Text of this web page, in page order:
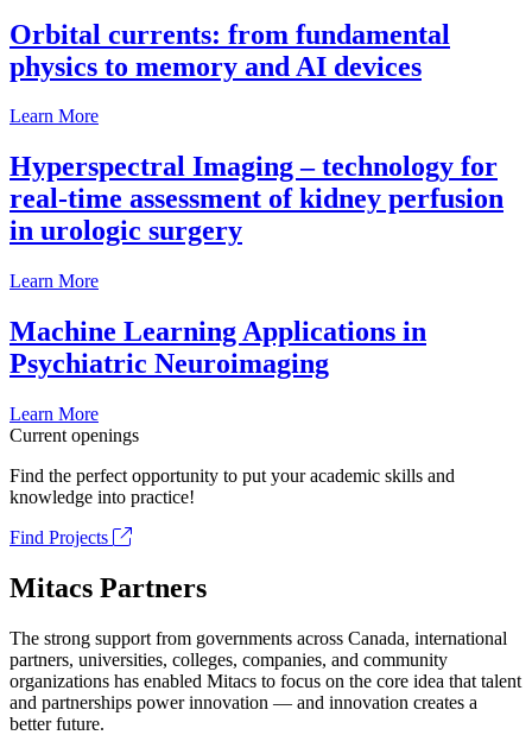
Orbital currents: from fundamental
physics to memory and AI devices
Learn More
Hyperspectral Imaging – technology for
real-time assessment of kidney perfusion
in urologic surgery
Learn More
Machine Learning Applications in
Psychiatric Neuroimaging
Learn More
Current openings
Find the perfect opportunity to put your academic skills and
knowledge into practice!
Find Projects
Mitacs Partners
The strong support from governments across Canada, international
partners, universities, colleges, companies, and community
organizations has enabled Mitacs to focus on the core idea that talent
and partnerships power innovation — and innovation creates a
better future.